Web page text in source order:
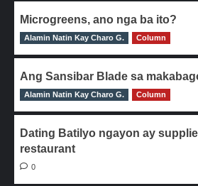
Microgreens, ano nga ba ito?
0
Alamin Natin Kay Charo G. Column
Ang Sansibar Blade sa
0
Alamin Natin Kay Charo G. Column
Dating Batilyo ngayon ay
restaurant
0